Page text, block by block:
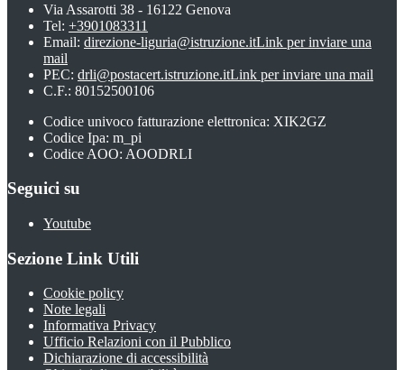
Via Assarotti 38 - 16122 Genova
Tel: +3901083311
Email: direzione-liguria@istruzione.itLink per inviare una
mail
PEC: drli@postacert.istruzione.itLink per inviare una mail
C.F.: 80152500106
Codice univoco fatturazione elettronica: XIK2GZ
Codice Ipa: m_pi
Codice AOO: AOODRLI
Seguici su
Youtube
Sezione Link Utili
Cookie policy
Note legali
Informativa Privacy
Ufficio Relazioni con il Pubblico
Dichiarazione di accessibilità